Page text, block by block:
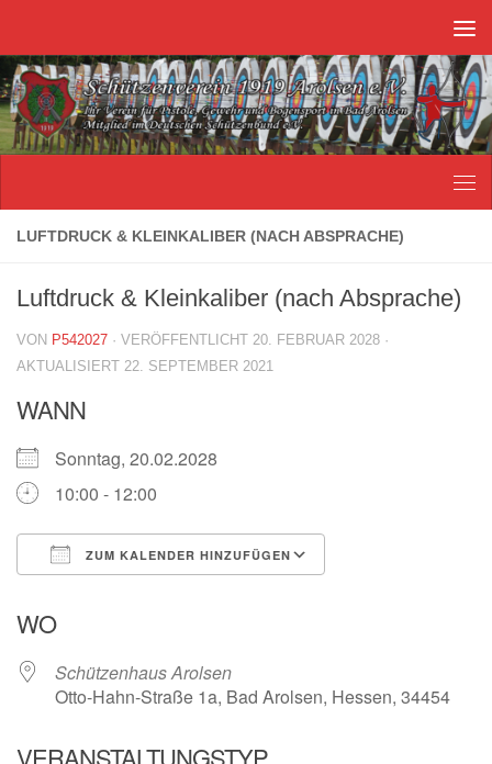
LUFTDRUCK & KLEINKALIBER (NACH ABSPRACHE)
Luftdruck & Kleinkaliber (nach Absprache)
VON P542027 · VERÖFFENTLICHT 20. FEBRUAR 2028 ·
AKTUALISIERT 22. SEPTEMBER 2021
WANN
Sonntag, 20.02.2028
10:00 - 12:00
ZUM KALENDER HINZUFÜGEN
WO
Schützenhaus Arolsen
Otto-Hahn-Straße 1a, Bad Arolsen, Hessen, 34454